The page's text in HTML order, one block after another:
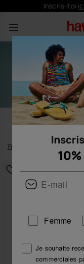
LIVRAISON
Filtrer
Femme
Je souhaite
commerciales